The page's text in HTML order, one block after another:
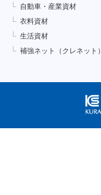
自動車・産業資材
衣料資材
生活資材
補強ネット（クレネット）